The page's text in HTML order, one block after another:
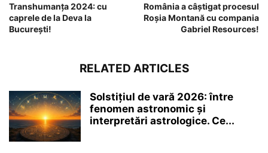
Transhumanța 2024: cu
caprele de la Deva la
București!
România a câștigat procesul
Roșia Montană cu compania
Gabriel Resources!
RELATED ARTICLES
Solstițiul de vară 2026: între
fenomen astronomic și
interpretări astrologice. Ce...